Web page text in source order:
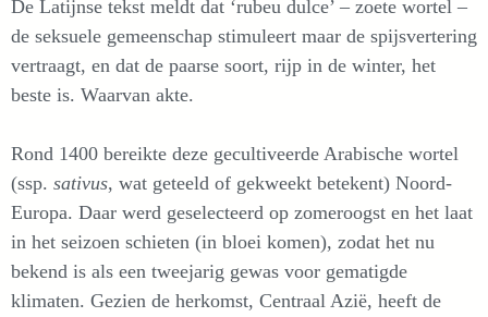
De Latijnse tekst meldt dat ‘rubeu dulce’ – zoete wortel –
de seksuele gemeenschap stimuleert maar de spijsvertering
vertraagt, en dat de paarse soort, rijp in de winter, het
beste is. Waarvan akte.
Rond 1400 bereikte deze gecultiveerde Arabische wortel
(ssp. sativus, wat geteeld of gekweekt betekent) Noord-
Europa. Daar werd geselecteerd op zomeroogst en het laat
in het seizoen schieten (in bloei komen), zodat het nu
bekend is als een tweejarig gewas voor gematigde
klimaten. Gezien de herkomst, Centraal Azië, heeft de